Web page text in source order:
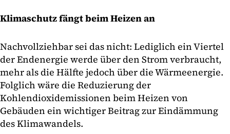
Klimaschutz fängt beim Heizen an
Nachvollziehbar sei das nicht: Lediglich ein Viertel
der Endenergie werde über den Strom verbraucht,
mehr als die Hälfte jedoch über die Wärmeenergie.
Folglich wäre die Reduzierung der
Kohlendioxidemissionen beim Heizen von
Gebäuden ein wichtiger Beitrag zur Eindämmung
des Klimawandels.